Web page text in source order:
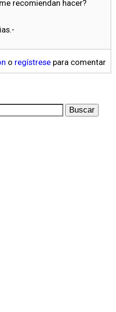
recomiendan hacer?
o regístrese para comentar